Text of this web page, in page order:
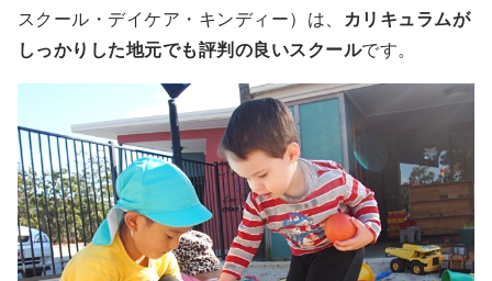
スクール・デイケア・キンディー）は、
カリキュラムが
しっかりした地元でも評判の良いスクールです。